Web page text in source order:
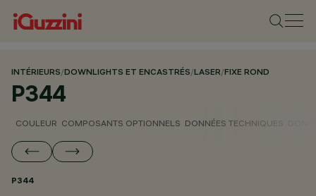
INTÉRIEURS/DOWNLIGHTS ET ENCASTRÉS/LASER/FIXE ROND
P344
COULEUR COMPOSANTS OPTIONNELS DONNÉES TECHNIQUES
P344